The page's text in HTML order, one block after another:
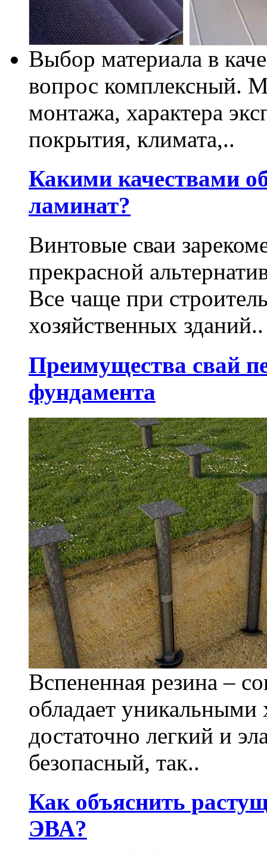
Выбор материала в
вопрос комплексный.
монтажа, характера
покрытия, климата,..
Какими качествами
ламинат?
Винтовые сваи
прекрасной
Все чаще при
хозяйственных зданий..
Преимущества свай
фундамента
Вспененная резина –
обладает уникальными
достаточно легкий и
безопасный, так..
Как объяснить
ЭВА?